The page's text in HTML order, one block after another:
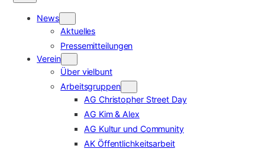
News
Aktuelles
Pressemitteilungen
Verein
Über vielbunt
Arbeitsgruppen
AG Christopher Street Day
AG Kim & Alex
AG Kultur und Community
AK Öffentlichkeitsarbeit